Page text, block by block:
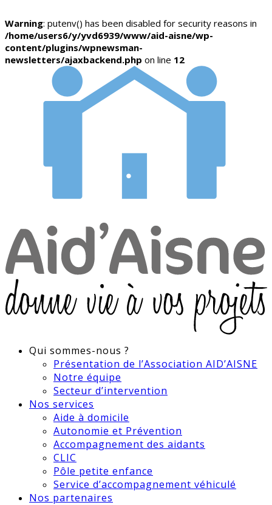
Warning: putenv() has been disabled for security reasons in
/home/users6/y/yvd6939/www/aid-aisne/wp-
content/plugins/wpnewsman-
newsletters/ajaxbackend.php on line 12
Qui sommes-nous ?
Présentation de l’Association AID’AISNE
Notre équipe
Secteur d’intervention
Nos services
Aide à domicile
Autonomie et Prévention
Accompagnement des aidants
CLIC
Pôle petite enfance
Service d’accompagnement véhiculé
Nos partenaires